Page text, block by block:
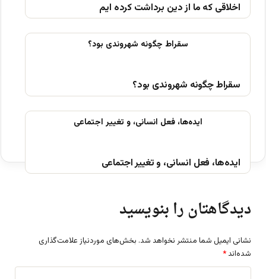
اخلاقی که ما از دین برداشت کرده ایم
سقراط چگونه شهروندی بود؟
ایده‌ها، فعل انسانی، و تغییر اجتماعی
دیدگاهتان را بنویسید
نشانی ایمیل شما منتشر نخواهد شد. بخش‌های موردنیاز علامت‌گذاری
شده‌اند *